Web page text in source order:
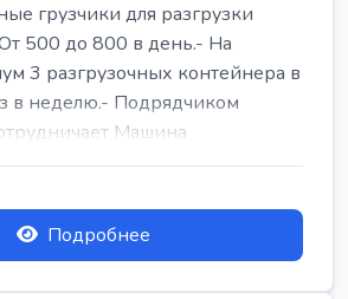
грузчики для разгрузки
500 до 800 в день.- На
3 разгрузочных контейнера в
в неделю.- Подрядчиком
Машина
Подробнее